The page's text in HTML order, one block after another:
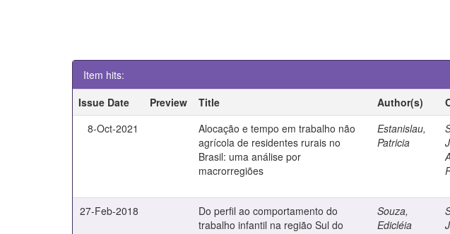
Item hits:
Issue Date
Preview Title Author(s)
8-Oct-2021
Alocação e tempo em trabalho não
agrícola de residentes rurais no
Brasil: uma análise por
macrorregiões
Estanislau,
Patricia
27-Feb-2018
Do perfil ao comportamento do
trabalho infantil na região Sul do
Souza,
Edicléia